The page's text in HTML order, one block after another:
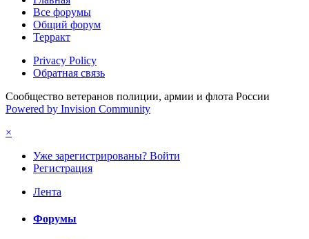
Все форумы
Общий форум
Терракт
Privacy Policy
Обратная связь
Сообщество ветеранов полиции, армии и флота России
Powered by Invision Community
×
Уже зарегистрированы? Войти
Регистрация
Лента
Форумы